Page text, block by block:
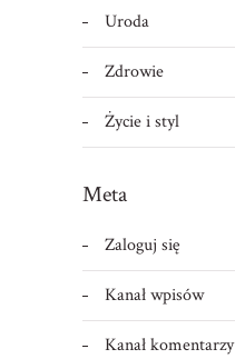
Uroda
Zdrowie
Życie i styl
Meta
Zaloguj się
Kanał wpisów
Kanał komentarzy